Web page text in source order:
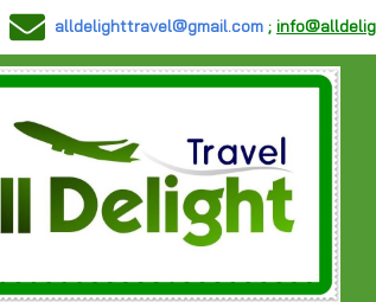
alldelighttravel@gmail.com ;